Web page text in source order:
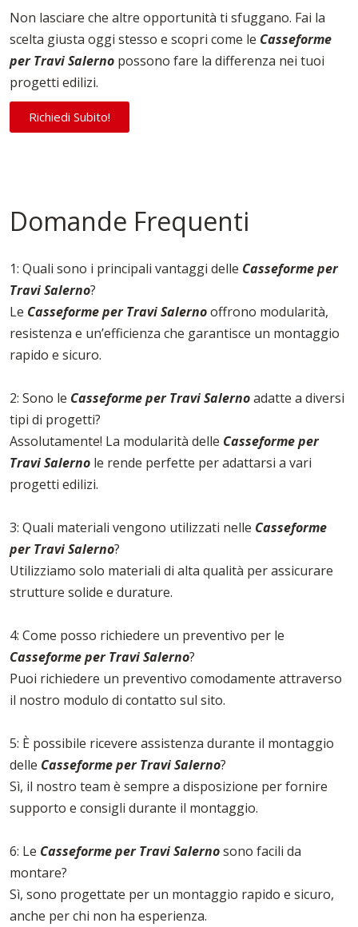
Non lasciare che altre opportunità ti sfuggano. Fai la
scelta giusta oggi stesso e scopri come le Casseforme
per Travi Salerno possono fare la differenza nei tuoi
progetti edilizi.
Richiedi Subito!
Domande Frequenti
1: Quali sono i principali vantaggi delle Casseforme per
Travi Salerno?
Le Casseforme per Travi Salernooffrono modularità,
resistenza e un’efficienza che garantisce un montaggio
rapido e sicuro.
2: Sono le Casseforme per Travi Salernoadatte a diversi
tipi di progetti?
Assolutamente! La modularità delle Casseforme per
Travi Salerno le rende perfette per adattarsi a vari
progetti edilizi.
3: Quali materiali vengono utilizzati nelle Casseforme
per Travi Salerno?
Utilizziamo solo materiali di alta qualità per assicurare
strutture solide e durature.
4: Come posso richiedere un preventivo per le
Casseforme per Travi Salerno?
Puoi richiedere un preventivo comodamente attraverso
il nostro modulo di contatto sul sito.
5: È possibile ricevere assistenza durante il montaggio
delle Casseforme per Travi Salerno?
Sì, il nostro team è sempre a disposizione per fornire
supporto e consigli durante il montaggio.
6: Le Casseforme per Travi Salernosono facili da
montare?
Sì, sono progettate per un montaggio rapido e sicuro,
anche per chi non ha esperienza.